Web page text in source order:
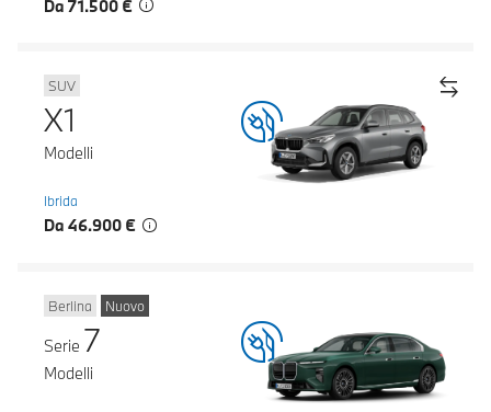
Da 71.500 €
SUV
X1
Modelli
Ibrida
Da 46.900 €
Berlina Nuovo
Serie 7
Modelli